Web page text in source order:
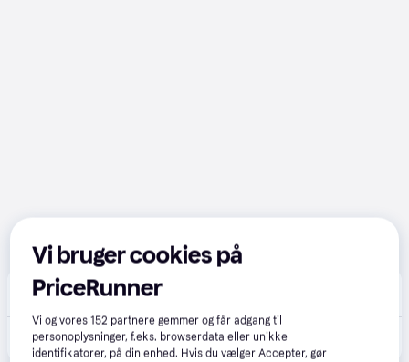
Greenline.dk
Vi bruger cookies på
PriceRunner
Vi og vores152 partnere gemmer og får adgang til
personoplysninger, f.eks. browserdata eller unikke
identifikatorer, på din enhed. Hvis du vælger Accepter, gør